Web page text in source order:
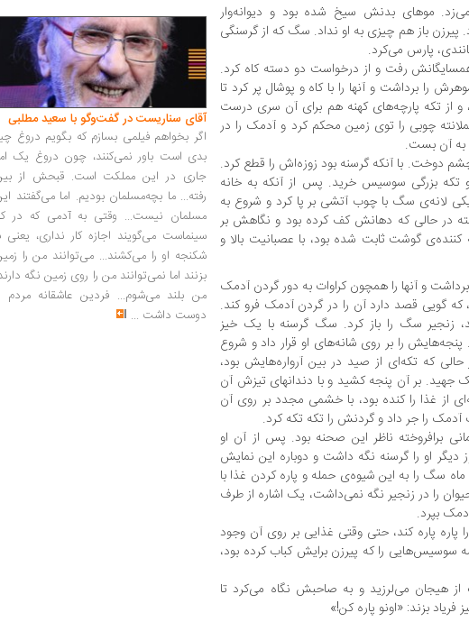
موهای بدنش سیخ شده بود و دیوانه‌وار
باز هم چیزی به او نداد. سگ که از گرسنگی
پارس می‌کرد.
رفت و از درخواست دو دسته کاه کرد.
را برداشت و آنها را با کاه و پوشال پر کرد تا
از تکه پارچه‌های کهنه هم برای آن سری درست
چوبی را توی زمین محکم کرد و آدمک را در
به آن بست.
دوخت. با آنکه گرسنه بود زوزه‌اش را قطع کرد.
بزرگی سوسیس خرید. پس از آنکه به خانه
لانه‌ی سگ با چوب آتشی بر پا کرد و شروع به
در حالی که دهانش کف کرده بود و نگاهش بر
گوشت ثابت شده بود، با عصبانیت بالا و
و آنها را همچون کراوات به دور گردن آدمک
گویی قصد دارد آن را در گردن آدمک فرو کند.
زنجیر سگ را باز کرد. سگ گرسنه با یک خیز
را بر روی شانه‌های او قرار داد و شروع
حالی که تکه‌ای از صید در بین آرواره‌هایش بود،
جهید. بر آن پنجه کشید و با دندانهای تیزش آن
از غذا را کنده بود، با خشمی مجدد بر روی آن
آدمک را جر داد و گردنش را تکه تکه کرد.
برافروخته ناظر این صحنه بود. پس از آن او
او را گرسنه نگه داشت و دوباره این نمایش
سگ را به این شیوه‌ی حمله و پاره کردن غذا با
را در زنجیر نگه نمی‌داشت، یک اشاره از طرف
بپرد.
پاره پاره کند، حتی وقتی غذایی بر روی آن وجود
سوسیس‌هایی را که پیرزن برایش کباب کرده بود،
هیجان می‌لرزید و به صاحبش نگاه می‌کرد تا
بزند: «اونو پاره کن!»
آقای سناریست در گفت‌وگو با سعید مطلبی
اگر بخواهم فیلمی بسازم که بگویم دروغ
بدی است باور نمی‌کنند، چون دروغ یک
جاری در این مملکت است. قبحش از
رفته... ما بچه‌مسلمان بودیم. اما می‌گفتند
مسلمان نیست... وقتی به آدمی که در
سینماست می‌گویند اجازه کار نداری، یعنی
شکنجه او را می‌کشند... می‌توانند من را
بزنند اما نمی‌توانند من را روی زمین نگه
من بلند می‌شوم... فردین عاشقانه مردم
دوست داشت ...